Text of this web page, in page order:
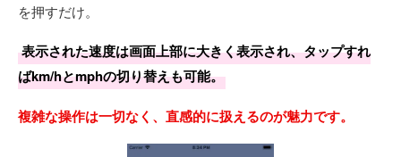
を押すだけ。
表示された速度は画面上部に大きく表示され、タップすれ
ばkm/hとmphの切り替えも可能。
複雑な操作は一切なく、直感的に扱えるのが魅力です。